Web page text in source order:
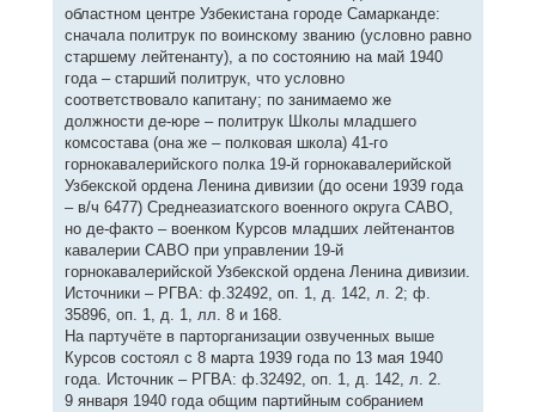
областном центре Узбекистана городе Самарканде:
сначала политрук по воинскому званию (условно равно
старшему лейтенанту), а по состоянию на май 1940
года – старший политрук, что условно
соответствовало капитану; по занимаемо же
должности де-юре – политрук Школы младшего
комсостава (она же – полковая школа) 41-го
горнокавалерийского полка 19-й горнокавалерийской
Узбекской ордена Ленина дивизии (до осени 1939 года
– в/ч 6477) Среднеазиатского военного округа САВО,
но де-факто – военком Курсов младших лейтенантов
кавалерии САВО при управлении 19-й
горнокавалерийской Узбекской ордена Ленина дивизии.
Источники – РГВА: ф.32492, оп. 1, д. 142, л. 2; ф.
35896, оп. 1, д. 1, лл. 8 и 168.
На партучёте в парторганизации озвученных выше
Курсов состоял с 8 марта 1939 года по 13 мая 1940
года. Источник – РГВА: ф.32492, оп. 1, д. 142, л. 2.
9 января 1940 года общим партийным собранием